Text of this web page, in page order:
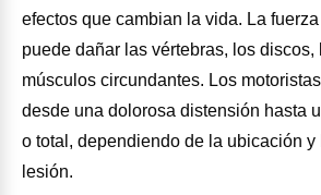
efectos que cambian la vida. La
puede dañar las vértebras, los discos,
músculos circundantes. Los
desde una dolorosa distensión hasta
o total, dependiendo de la ubicación
lesión.